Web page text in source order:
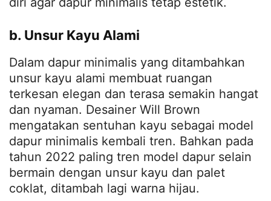
b. Unsur Kayu Alami
Dalam dapur minimalis yang ditambahkan
unsur kayu alami membuat ruangan
terkesan elegan dan terasa semakin hangat
dan nyaman. Desainer Will Brown
mengatakan sentuhan kayu sebagai model
dapur minimalis kembali tren. Bahkan pada
tahun 2022 paling tren model dapur selain
bermain dengan unsur kayu dan palet
coklat, ditambah lagi warna hijau.